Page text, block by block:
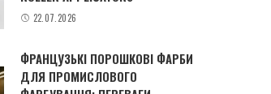
22.07.2026
ФРАНЦУЗЬКІ ПОРОШКОВІ ФАРБИ
ДЛЯ ПРОМИСЛОВОГО